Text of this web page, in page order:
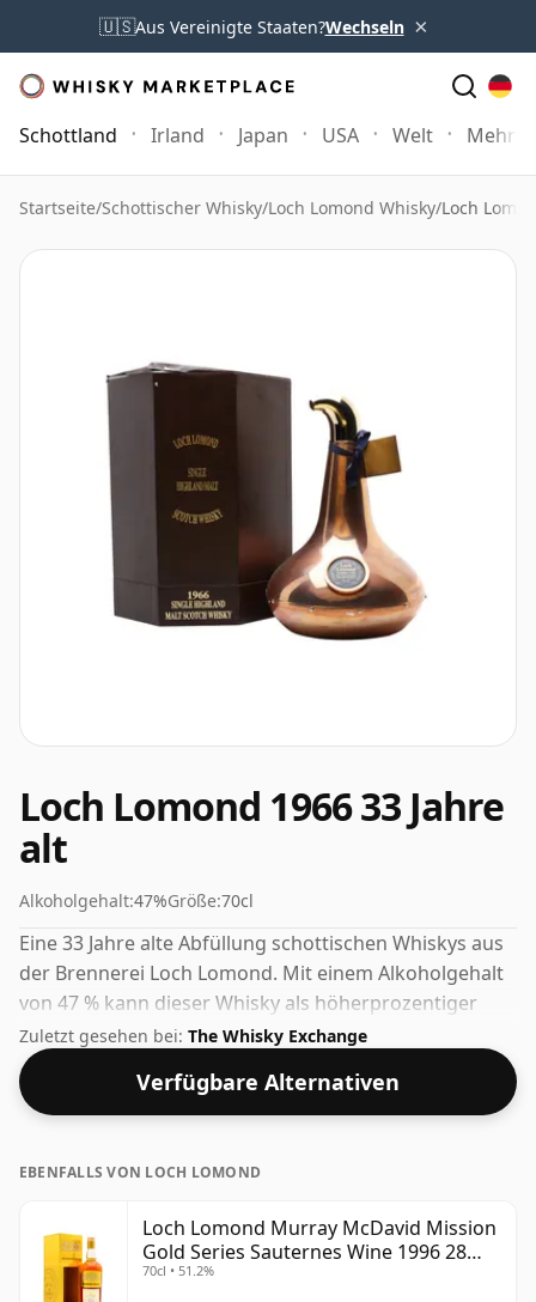
🇺🇸Aus Vereinigte Staaten?Wechseln ×
Schottland Irland Japan USA Welt Mehr
Startseite/Schottischer Whisky/Loch Lomond Whisky/Loch
Loch Lomond 1966 33 Jahre
alt
Alkoholgehalt:47%Größe:70cl
Eine 33 Jahre alte Abfüllung schottischen Whiskys aus
der Brennerei Loch Lomond. Mit einem Alkoholgehalt
von 47 % kann dieser Whisky als höherprozentiger
Whisky angesehen werden. Erhältlich in der regulären
Flaschengröße von 70 cl.
Zuletzt gesehen bei: The Whisky Exchange
Verfügbare Alternativen
EBENFALLS VON LOCH LOMOND
Loch Lomond Murray McDavid Mission
Gold Series Sauternes Wine 1996 28
Jahre alt
70cl • 51.2%